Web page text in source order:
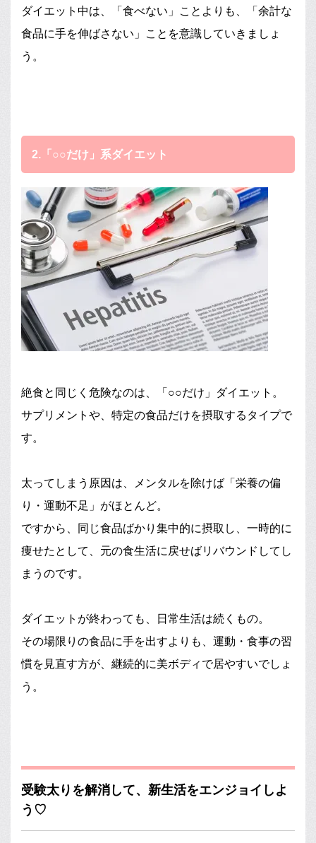
ダイエット中は、「食べない」ことよりも、「余計な
食品に手を伸ばさない」ことを意識していきましょ
う。
2.「○○だけ」系ダイエット
絶食と同じく危険なのは、「○○だけ」ダイエット。
サプリメントや、特定の食品だけを摂取するタイプで
す。
太ってしまう原因は、メンタルを除けば「栄養の偏
り・運動不足」がほとんど。
ですから、同じ食品ばかり集中的に摂取し、一時的に
痩せたとして、元の食生活に戻せばリバウンドしてし
まうのです。
ダイエットが終わっても、日常生活は続くもの。
その場限りの食品に手を出すよりも、運動・食事の習
慣を見直す方が、継続的に美ボディで居やすいでしょ
う。
受験太りを解消して、新生活をエンジョイしよ
う♡